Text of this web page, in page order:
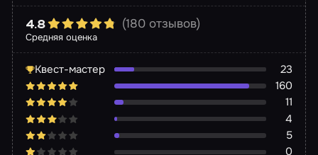
Средняя оценка
4.8 (180 отзывов)
Квест-мастер
23
160
11
4
5
0